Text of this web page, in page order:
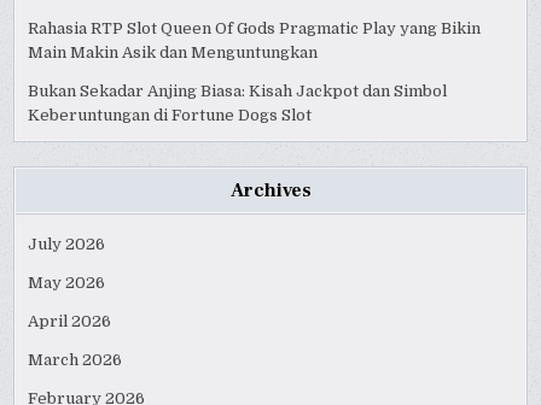
Rahasia RTP Slot Queen Of Gods Pragmatic Play yang Bikin
Main Makin Asik dan Menguntungkan
Bukan Sekadar Anjing Biasa: Kisah Jackpot dan Simbol
Keberuntungan di Fortune Dogs Slot
Archives
July 2026
May 2026
April 2026
March 2026
February 2026